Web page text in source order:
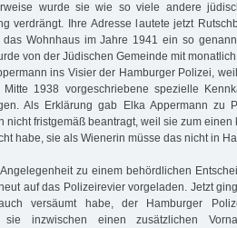
wurde sie wie so viele andere
verdrängt. Ihre Adresse lautete jetzt
Wohnhaus im Jahre 1941 ein so
von der Jüdischen Gemeinde mit
ins Visier der Hamburger Polizei,
1938 vorgeschriebene spezielle
Als Erklärung gab Elka Appermann zu
nicht fristgemäß beantragt, weil sie zum
habe, sie als Wienerin müsse das nicht in
zu einem behördlichen
auf das Polizeirevier vorgeladen. Jetzt
versäumt habe, der Hamburger
sie inzwischen einen zusätzlichen